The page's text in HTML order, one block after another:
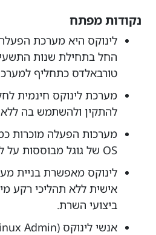
נקודות מפתח
לינוקס היא מערכת
החל בתחילת שנות
טורבאלדס כתחליף
מערכת לינוקס חינמית
להתקין ולהשתמש בה
OS של גוגל מבוססות על ליבת לינוקס.
לינוקס מאפשרת בניית
אישית ללא תהליכי רקע
ביצועי השרת.